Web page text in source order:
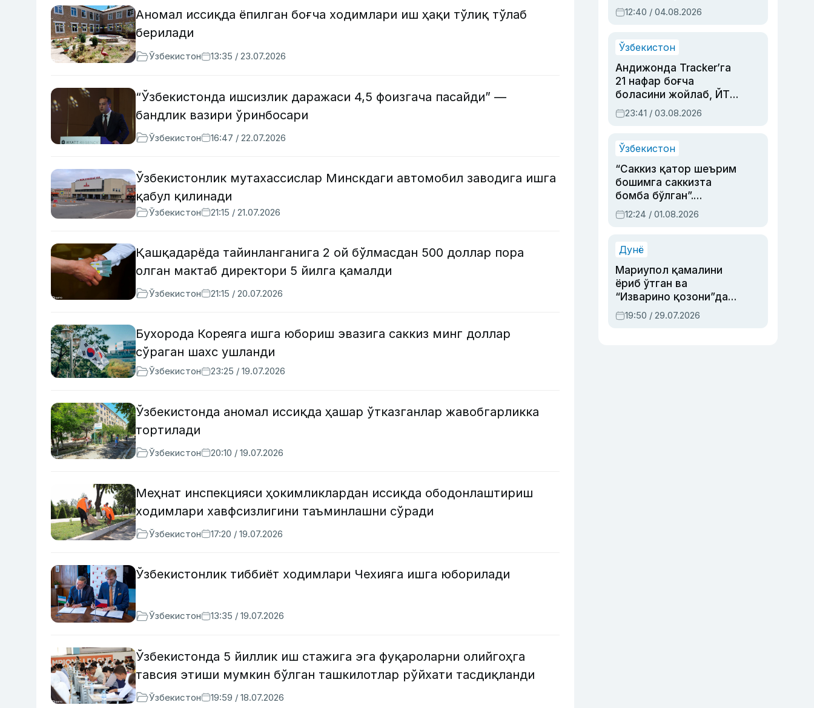
Аномал иссиқда ёпилган боғча ходимлари иш ҳақи тўлиқ тўлаб
берилади
Ўзбекистон 13:35 / 23.07.2026
“Ўзбекистонда ишсизлик даражаси 4,5 фоизгача пасайди” —
бандлик вазири ўринбосари
Ўзбекистон 16:47 / 22.07.2026
Ўзбекистонлик мутахассислар Минскдаги автомобил заводига ишга
қабул қилинади
Ўзбекистон 21:15 / 21.07.2026
Қашқадарёда тайинланганига 2 ой бўлмасдан 500 доллар пора
олган мактаб директори 5 йилга қамалди
Ўзбекистон 21:15 / 20.07.2026
Бухорода Кореяга ишга юбориш эвазига саккиз минг доллар
сўраган шахс ушланди
Ўзбекистон 23:25 / 19.07.2026
Ўзбекистонда аномал иссиқда ҳашар ўтказганлар жавобгарликка
тортилади
Ўзбекистон 20:10 / 19.07.2026
Меҳнат инспекцияси ҳокимликлардан иссиқда ободонлаштириш
ходимлари хавфсизлигини таъминлашни сўради
Ўзбекистон 17:20 / 19.07.2026
Ўзбекистонлик тиббиёт ходимлари Чехияга ишга юборилади
Ўзбекистон 13:35 / 19.07.2026
Ўзбекистонда 5 йиллик иш стажига эга фуқароларни олийгоҳга
тавсия этиши мумкин бўлган ташкилотлар рўйхати тасдиқланди
Ўзбекистон 19:59 / 18.07.2026
интеллектни бошқара
олмай қолишидан
12:40 / 04.08.2026
Ўзбекистон
Андижонда Tracker’га
21 нафар боғча
боласини жойлаб, ЙТҲ
содир этган аёлга суд
ҳукми ўқилди
23:41 / 03.08.2026
Ўзбекистон
“Саккиз қатор шеърим
бошимга саккизта
бомба бўлган”.
Абдулла Ориповни
сиёсий айбловлардан
12:24 / 01.08.2026
Дунё
Мариупол қамалини
ёриб ўтган ва
“Изварино қозони”дан
чиққан қаҳрамон —
Украина армияси бош
19:50 / 29.07.2026